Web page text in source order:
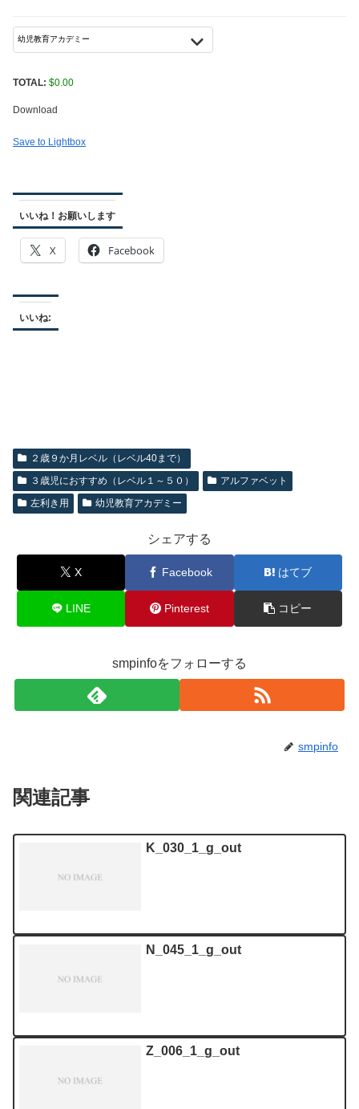
TOTAL: $0.00
Download
Save to Lightbox
いいね！お願いします
X Facebook
いいね:
２歳９か月レベル（レベル40まで）
３歳児におすすめ（レベル１～５０）
アルファベット
左利き用
幼児教育アカデミー
シェアする
X Facebook はてブ
LINE Pinterest コピー
smpinfoをフォローする
smpinfo
関連記事
K_030_1_g_out
N_045_1_g_out
Z_006_1_g_out